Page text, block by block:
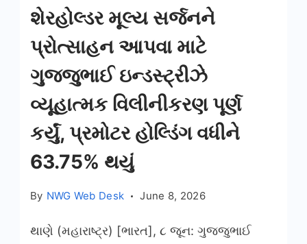
શેરહોલ્ડર મૂલ્ય સર્જનને
પ્રોત્સાહન આપવા માટે
ગુજ્જુભાઈ ઇન્ડસ્ટ્રીઝે
વ્યૂહાત્મક વિલીનીકરણ પૂર્ણ
કર્યું, પ્રમોટર હોલ્ડિંગ વધીને
63.75% થયું
By NWG Web Desk June 8, 2026
થાણે (મહારાષ્ટ્ર) [ભારત], ૮ જૂન: ગુજ્જુભાઈ